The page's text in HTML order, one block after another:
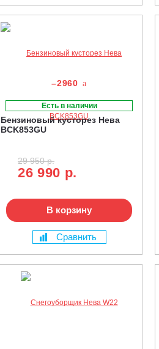
–2960
Есть в наличии
Бензиновый кусторез Нева
BCK853GU
29 950 р.
26 990 р.
В корзину
Сравнить